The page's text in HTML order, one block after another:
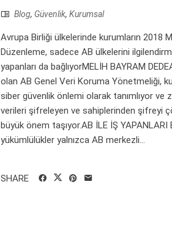
Blog, Güvenlik, Kurumsal
Avrupa Birliği ülkelerinde kurumların 2018
Düzenleme, sadece AB ülkelerini
yapanları da bağlıyorMELİH BAYRAM
olan AB Genel Veri Koruma Yönetmeliği,
siber güvenlik önlemi olarak tanımlıyor ve
verileri şifreleyen ve sahiplerinden şifreyi
büyük önem taşıyor.AB İLE İŞ
yükümlülükler yalnızca AB merkezli...
SHARE